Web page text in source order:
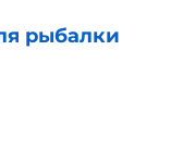
рыбалки